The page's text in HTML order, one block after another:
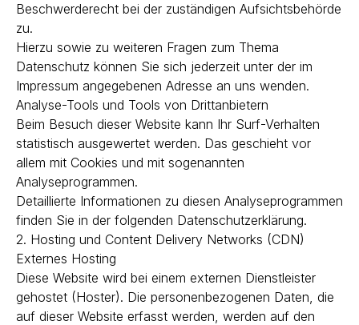
Beschwerderecht bei der zuständigen Aufsichtsbehörde
zu.
Hierzu sowie zu weiteren Fragen zum Thema
Datenschutz können Sie sich jederzeit unter der im
Impressum angegebenen Adresse an uns wenden.
Analyse-Tools und Tools von Drittanbietern
Beim Besuch dieser Website kann Ihr Surf-Verhalten
statistisch ausgewertet werden. Das geschieht vor
allem mit Cookies und mit sogenannten
Analyseprogrammen.
Detaillierte Informationen zu diesen Analyseprogrammen
finden Sie in der folgenden Datenschutzerklärung.
2. Hosting und Content Delivery Networks (CDN)
Externes Hosting
Diese Website wird bei einem externen Dienstleister
gehostet (Hoster). Die personenbezogenen Daten, die
auf dieser Website erfasst werden, werden auf den